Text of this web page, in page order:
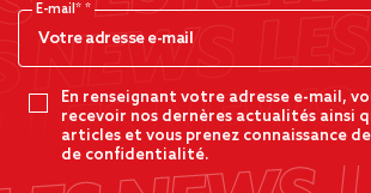
E-mail*
En renseignant votre adresse e-mail,
recevoir nos dernères actualités ainsi
articles et vous prenez connaissance
de confidentialité.